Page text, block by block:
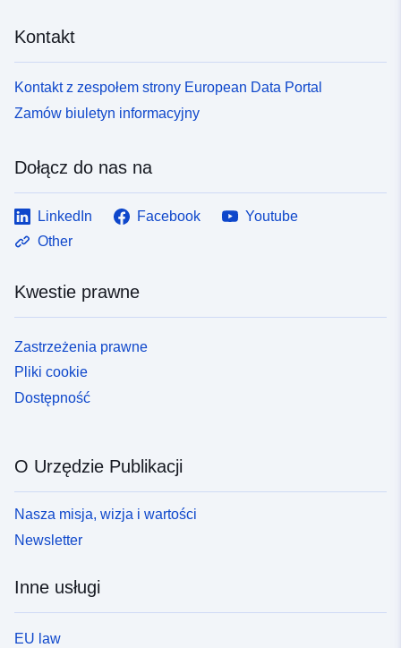
Kontakt
Kontakt z zespołem strony European Data Portal
Zamów biuletyn informacyjny
Dołącz do nas na
LinkedIn Facebook
Youtube
Other
Kwestie prawne
Zastrzeżenia prawne
Pliki cookie
Dostępność
O Urzędzie Publikacji
Nasza misja, wizja i wartości
Newsletter
Inne usługi
EU law